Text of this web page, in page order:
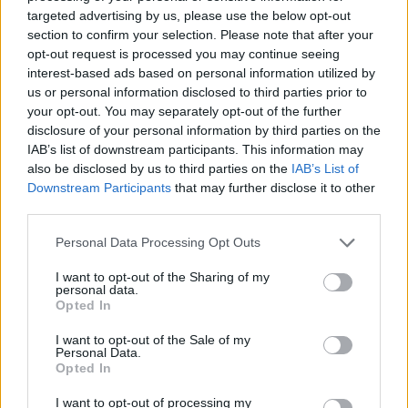
targeted advertising by us, please use the below opt-out
section to confirm your selection. Please note that after your
opt-out request is processed you may continue seeing
interest-based ads based on personal information utilized by
us or personal information disclosed to third parties prior to
your opt-out. You may separately opt-out of the further
disclosure of your personal information by third parties on the
IAB’s list of downstream participants. This information may
also be disclosed by us to third parties on the IAB’s List of
Downstream Participants that may further disclose it to other
Personal Data Processing Opt Outs
I want to opt-out of the Sharing of my
personal data.
Opted In
I want to opt-out of the Sale of my
Personal Data.
Opted In
I want to opt-out of processing my
Knjižnica Velenje (Domoznansko razstavišče)
Prost vstop
28. 3 . - 31. 5. 2019
Na hribčku grad stoji
»Na hribčku grad stoji,
pri vsaki lini žena stoji,
pojdi jo zdaj reši ti!«